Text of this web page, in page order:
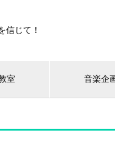
信じて！
室 音楽企